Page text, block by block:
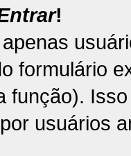
!
formulário
função).
usuários